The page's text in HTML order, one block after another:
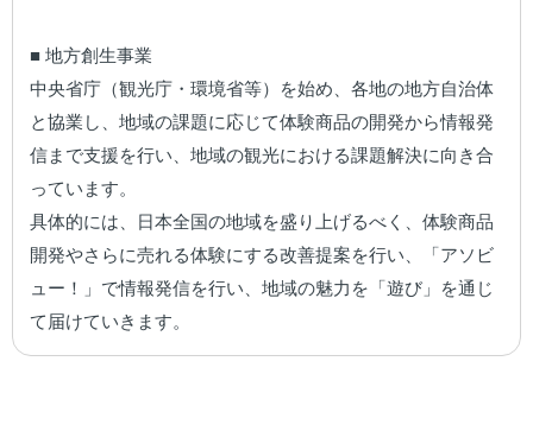
■ 地方創生事業
中央省庁（観光庁・環境省等）を始め、各地の地方自治体
と協業し、地域の課題に応じて体験商品の開発から情報発
信まで支援を行い、地域の観光における課題解決に向き合
っています。
具体的には、日本全国の地域を盛り上げるべく、体験商品
開発やさらに売れる体験にする改善提案を行い、「アソビ
ュー！」で情報発信を行い、地域の魅力を「遊び」を通じ
て届けていきます。